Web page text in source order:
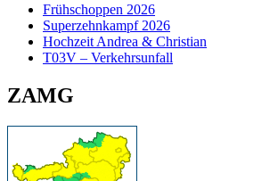
Frühschoppen 2026
Superzehnkampf 2026
Hochzeit Andrea & Christian
T03V – Verkehrsunfall
ZAMG